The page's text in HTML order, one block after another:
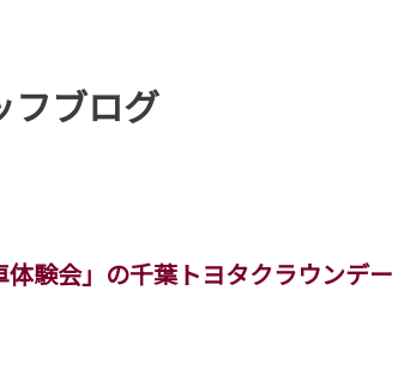
フブログ
験会」の千葉トヨタクラウンデー